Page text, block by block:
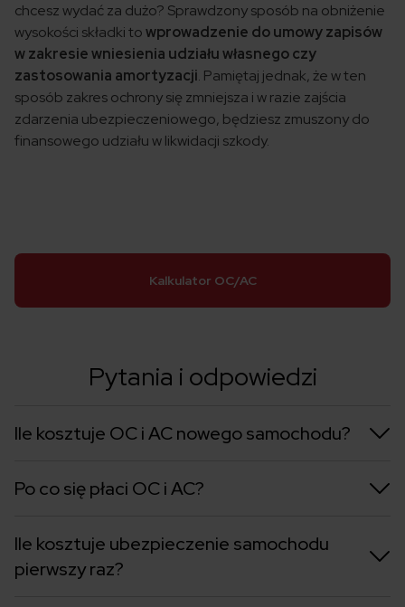
chcesz wydać za dużo? Sprawdzony sposób na obniżenie
wysokości składki towprowadzenie do umowy zapisów
w zakresie wniesienia udziału własnego czy
zastosowania amortyzacji. Pamiętaj jednak, że w ten
sposób zakres ochrony się zmniejsza i w razie zajścia
zdarzenia ubezpieczeniowego, będziesz zmuszony do
finansowego udziału w likwidacji szkody.
Kalkulator OC/AC
Pytania i odpowiedzi
Ile kosztuje OC i AC nowego samochodu?
Po co się płaci OC i AC?
Ile kosztuje ubezpieczenie samochodu
pierwszy raz?